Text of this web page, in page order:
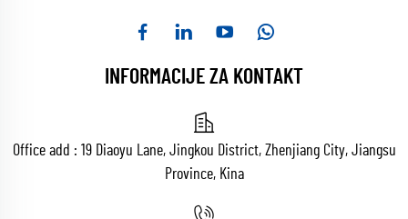
INFORMACIJE ZA KONTAKT
Office add : 19 Diaoyu Lane, Jingkou District, Zhenjiang City, Jiangsu
Province, Kina